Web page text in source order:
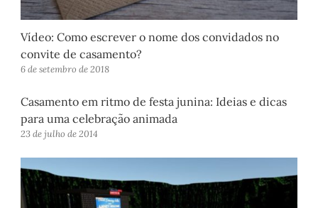
Vídeo: Como escrever o nome dos convidados no
convite de casamento?
6 de setembro de 2018
Casamento em ritmo de festa junina: Ideias e dicas
para uma celebração animada
23 de julho de 2014